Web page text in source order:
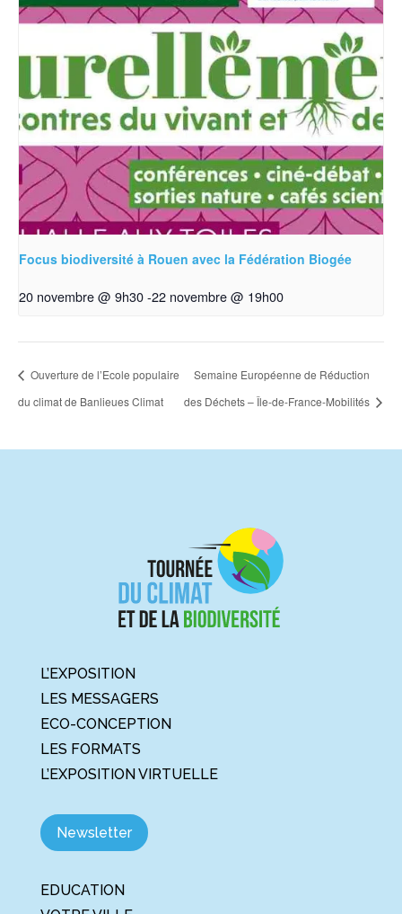
Focus biodiversité à Rouen avec la Fédération Biogée
20 novembre @ 9h30-22 novembre @ 19h00
Ouverture de l’Ecole populaire
du climat de Banlieues Climat
Semaine Européenne de Réduction
des Déchets – Île-de-France-Mobilités
L’EXPOSITION
LES MESSAGERS
ECO-CONCEPTION
LES FORMATS
L’EXPOSITION VIRTUELLE
Newsletter
EDUCATION